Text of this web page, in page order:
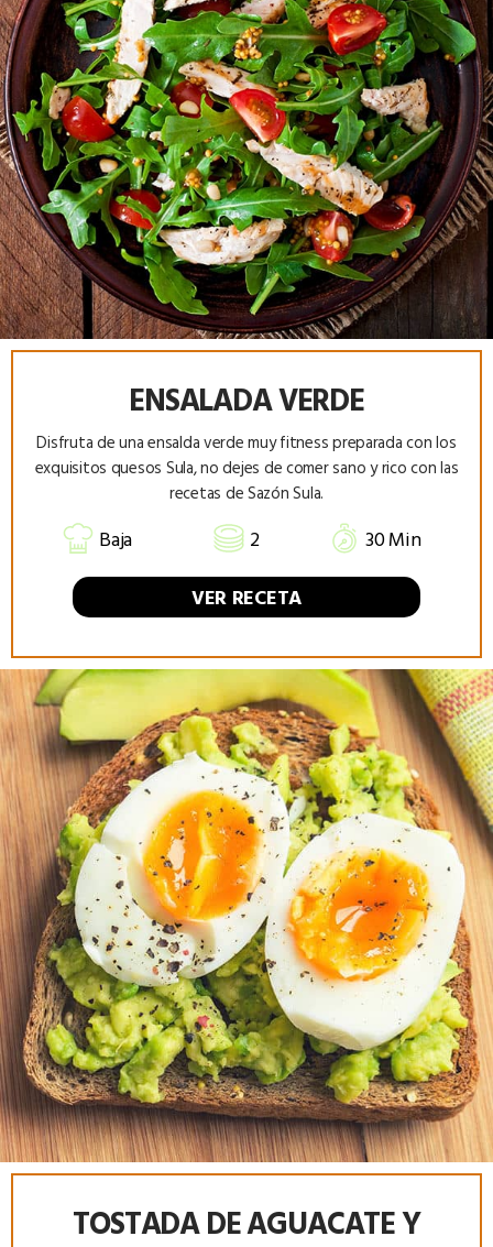
ENSALADA VERDE
Disfruta de una ensalda verde muy fitness preparada con los
exquisitos quesos Sula, no dejes de comer sano y rico con las
recetas de Sazón Sula.
Baja 2
30 Min
VER RECETA
TOSTADA DE AGUACATE Y